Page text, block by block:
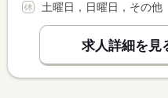
土曜日，日曜日，その他
求人詳細を見